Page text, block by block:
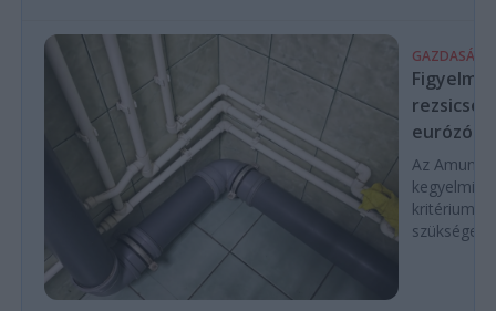
GAZDASÁG
Az Amundi
kegyelmi